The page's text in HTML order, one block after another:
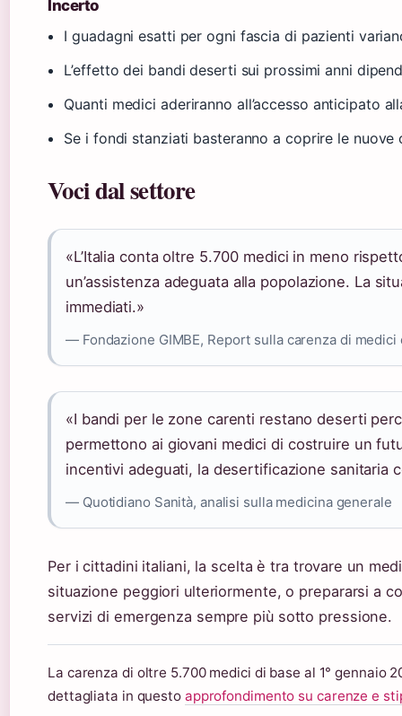
Incerto
I guadagni esatti per ogni fascia di pazienti
L’effetto dei bandi deserti sui prossimi anni
Quanti medici aderiranno all’accesso anticipato
Se i fondi stanziati basteranno a coprire le nuove
Voci dal settore
«L’Italia conta oltre 5.700 medici in meno
un’assistenza adeguata alla popolazione. La
immediati.»
— Fondazione GIMBE, Report sulla carenza di medici
«I bandi per le zone carenti restano deserti
permettono ai giovani medici di costruire un
incentivi adeguati, la desertificazione sanitaria
— Quotidiano Sanità, analisi sulla medicina generale
Per i cittadini italiani, la scelta è tra trovare un
situazione peggiori ulteriormente, o prepararsi a
servizi di emergenza sempre più sotto pressione.
La carenza di oltre 5.700 medici di base al 1° gennaio
dettagliata in questo approfondimento su carenze e